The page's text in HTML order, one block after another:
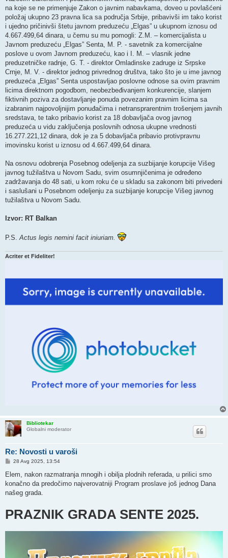
na koje se ne primenjuje Zakon o javnim nabavkama, doveo u povlašćeni
položaj ukupno 23 pravna lica sa područja Srbije, pribavivši im tako korist
i ujedno pričinivši štetu javnom preduzeću „Elgas” u ukupnom iznosu od
4.667.499,64 dinara, u čemu su mu pomogli: Z.M. – komercijalista u
Javnom preduzeću „Elgas” Senta, M. P. - savetnik za komercijalne
poslove u ovom Javnom preduzeću, kao i I. M. – vlasnik jedne
preduzetničke radnje, G. T. - direktor Omladinske zadruge iz Srpske
Crnje, M. V. - direktor jednog privrednog društva, tako što je u ime javnog
preduzeća „Elgas” Senta uspostavljao poslovne odnose sa ovim pravnim
licima direktnom pogodbom, neobezbeđivanjem konkurencije, slanjem
fiktivnih poziva za dostavljanje ponuda povezanim pravnim licima sa
izabranim najpovoljnijim ponuđačima i netransprarentnim trošenjem javnih
sredstava, te tako pribavio korist za 18 dobavljača ovog javnog
preduzeća u vidu zaključenja poslovnih odnosa ukupne vrednosti
16.277.221,12 dinara, dok je za 5 dobavljača pribavio protivpravnu
imovinsku korist u iznosu od 4.667.499,64 dinara.
Na osnovu odobrenja Posebnog odeljenja za suzbijanje korupcije Višeg
javnog tužilaštva u Novom Sadu, svim osumnjičenima je određeno
zadržavanja do 48 sati, u kom roku će u skladu sa zakonom biti privedeni
i saslušani u Posebnom odeljenju za suzbijanje korupcije Višeg javnog
tužilaštva u Novom Sadu.
Izvor: RT Balkan
P.S. Actus legis nemini facit iniuriam.
Acriter et Fideliter!
Bibliotekar
Globalni moderator
Re: Novosti u varoši
P
s
28 Avg 2025, 13:54
Elem, nakon razmatranja mnogih i obilja plodnih referada, u prilici smo
konačno da predočimo najverovatniji Program proslave još jednog Dana
našeg grada.
PRAZNIK GRADA SENTE 2025.